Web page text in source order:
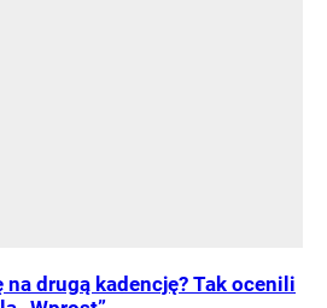
drugą kadencję? Tak ocenili